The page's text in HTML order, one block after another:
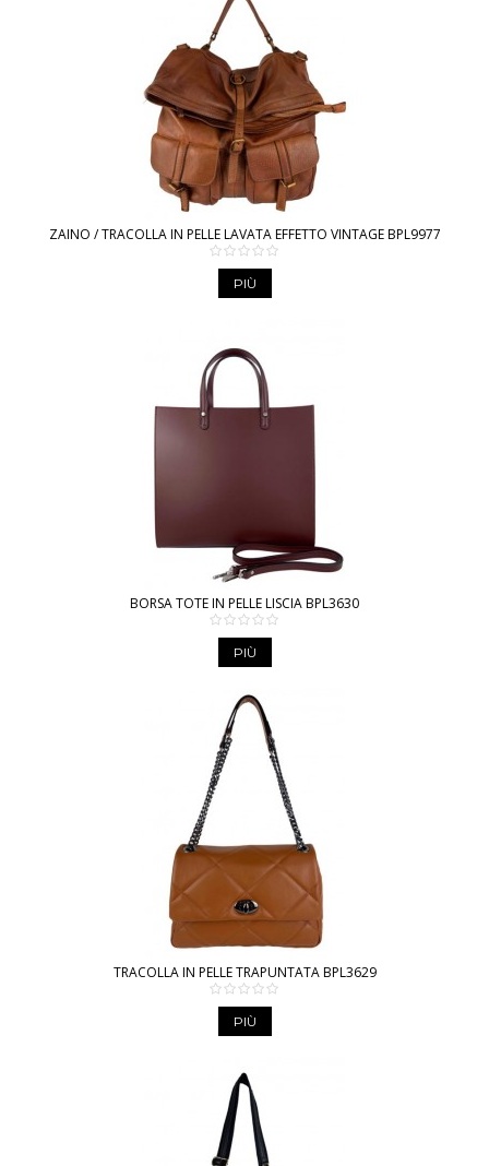
ZAINO / TRACOLLA IN PELLE LAVATA EFFETTO VINTAGE BPL9977
PIÙ
BORSA TOTE IN PELLE LISCIA BPL3630
PIÙ
TRACOLLA IN PELLE TRAPUNTATA BPL3629
PIÙ